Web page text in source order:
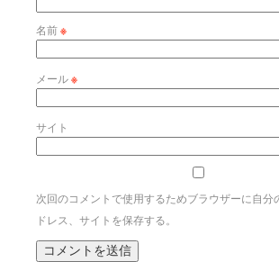
名前※
メール※
サイト
次回のコメントで使用するためブラウザーに自分
ドレス、サイトを保存する。